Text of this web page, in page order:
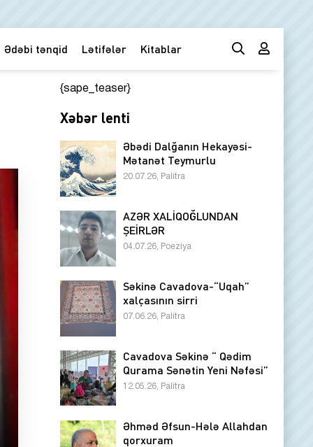
Ədəbi tənqid Lətifələr Kitablar
{sape_teaser}
Xəbər lenti
Əbədi Dalğanın Hekayəsi-
Mətanət Teymurlu
20.07.26, Palitra
AZƏR XALİQOĞLUNDAN
ŞEİRLƏR
04.07.26, Poeziya
Səkinə Cavadova-“Uqah”
xalçasının sirri
07.06.26, Palitra
Cavadova Səkinə “ Qədim
Qurama Sənətin Yeni Nəfəsi”
12.05.26, Palitra
Əhməd Əfsun-Hələ Allahdan
qorxuram